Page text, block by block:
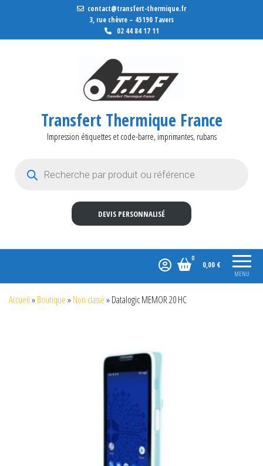
contact@transfert-thermique.fr
3, rue chèvre – 45190 Tavers
02 44 84 17 11
Transfert Thermique France
Impression étiquettes et code-barre, imprimantes, rubans
DEVIS PERSONNALISÉ
MENU
0
0,00 €
Accueil»Boutique»Non classé»Datalogic MEMOR 20 HC